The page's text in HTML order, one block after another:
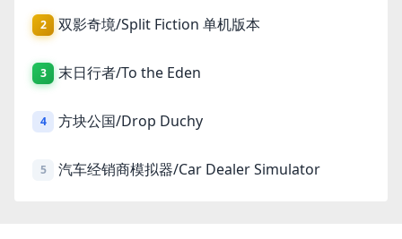
2 双影奇境/Split Fiction 单机版本
3 末日行者/To the Eden
4 方块公国/Drop Duchy
5 汽车经销商模拟器/Car Dealer Simulator